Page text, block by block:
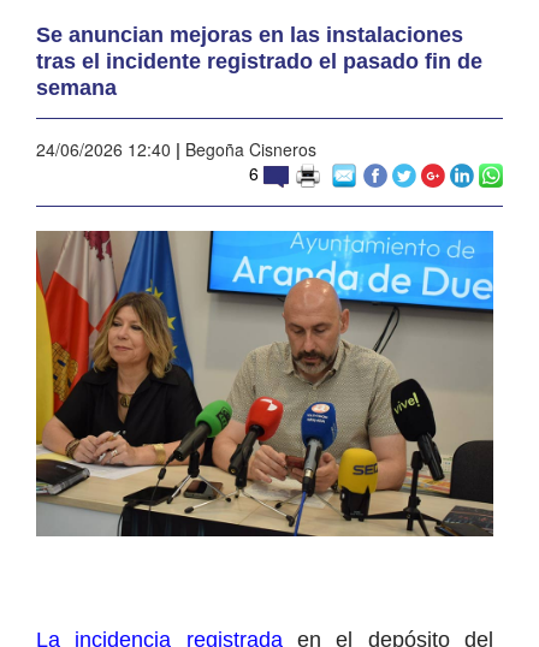
Se anuncian mejoras en las instalaciones
tras el incidente registrado el pasado fin de
semana
24/06/2026 12:40 | Begoña Cisneros
6
La incidencia registradaen el depósito del